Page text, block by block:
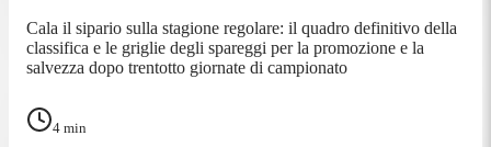
Cala il sipario sulla stagione regolare: il quadro definitivo della
classifica e le griglie degli spareggi per la promozione e la
salvezza dopo trentotto giornate di campionato
4 min